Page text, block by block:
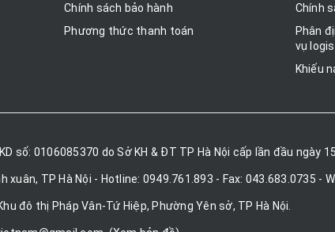
Chính sách bảo hành
Phương thức thanh toán
Chính
Phân
vụ
Khiếu
số: 0106085370 do Sở KH & ĐT TP Hà Nội cấp lần đầu ngày
xuân, TP Hà Nội - Hotline: 0949.761.893 - Fax: 043.683.0735 -
đô thị Pháp Vân-Tứ Hiệp, Phường Yên sở, TP Hà Nội.